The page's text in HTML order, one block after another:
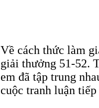
Về cách thức làm
giải thưởng 51-52.
em đã tập trung
cuộc tranh luận